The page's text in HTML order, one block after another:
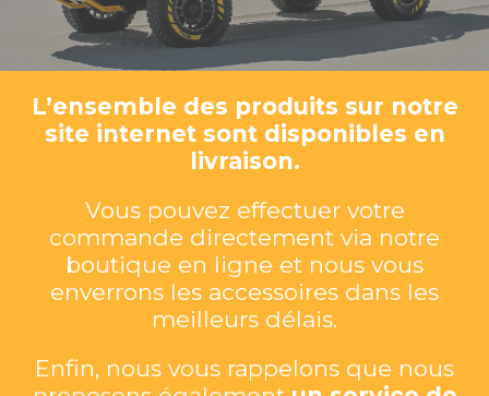
L’ensemble des produits sur notre
site internet sont disponibles en
livraison.
Vous pouvez effectuer votre
commande directement via notre
boutique en ligne et nous vous
enverrons les accessoires dans les
meilleurs délais.
Enfin, nous vous rappelons que nous